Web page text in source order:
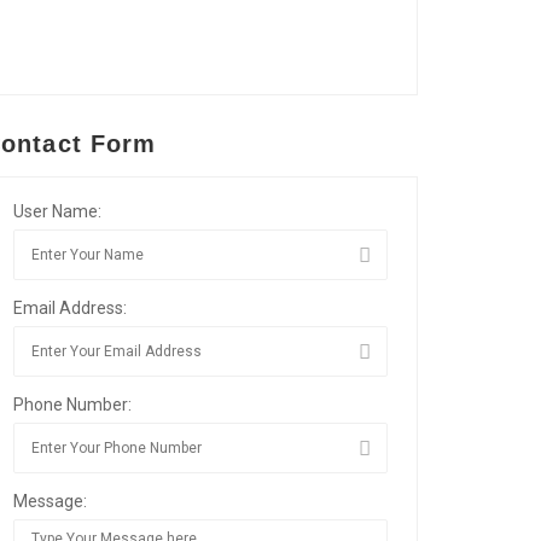
Form
User Name:
Email Address:
Phone Number:
Message: